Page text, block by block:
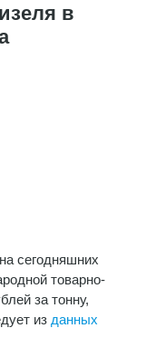
в
сегодняшних
товарно-
за тонну,
из данных